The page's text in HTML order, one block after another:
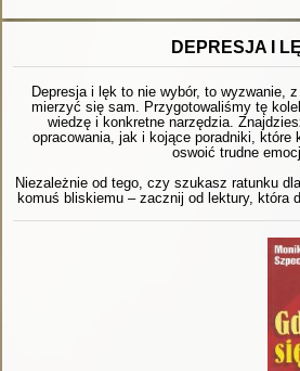
DEPRESJA I
Depresja i lęk to nie wybór, to wyzwanie,
mierzyć się sam. Przygotowaliśmy tę
wiedzę i konkretne narzędzia.
opracowania, jak i kojące poradniki, które
oswoić trudne
Niezależnie od tego, czy szukasz ratunku
komuś bliskiemu – zacznij od lektury, która